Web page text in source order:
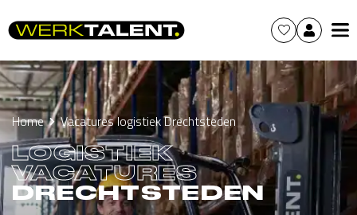
Home Vacatures logistiek Drechtsteden
LOGISTIEK
VACATURES
DRECHTSTEDEN